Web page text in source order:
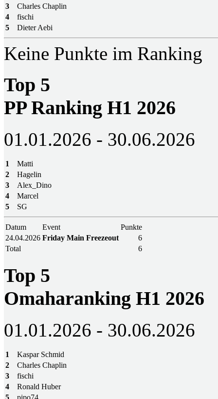
3
Charles Chaplin
4
fischi
5
Dieter Aebi
Keine Punkte im Ranking
Top 5
PP Ranking H1 2026
01.01.2026 - 30.06.2026
1
Matti
2
Hagelin
3
Alex_Dino
4
Marcel
5
SG
Datum Event
Punkte
24.04.2026 Friday Main Freezeout
6
Total
6
Top 5
Omaharanking H1 2026
01.01.2026 - 30.06.2026
1
Kaspar Schmid
2
Charles Chaplin
3
fischi
4
Ronald Huber
5
pipo74